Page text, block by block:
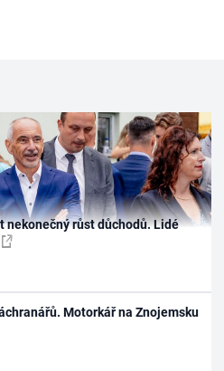
nekonečný růst důchodů. Lidé
Motorkář na Znojemsku